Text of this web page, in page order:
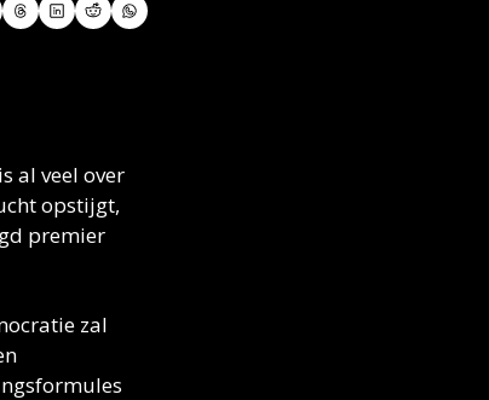
al veel over
opstijgt,
premier
zal